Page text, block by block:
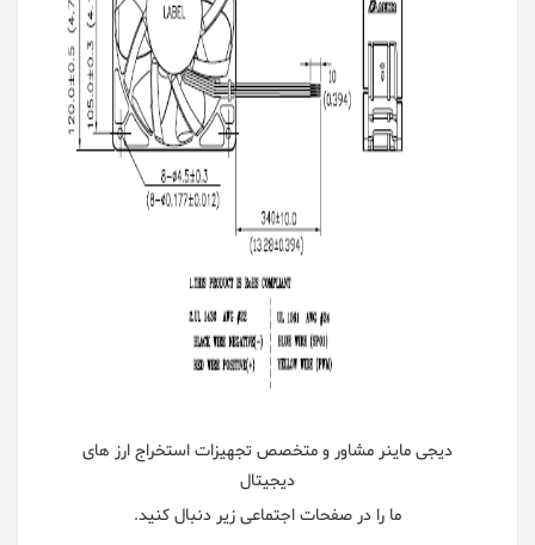
دیجی ماینر مشاور و متخصص تجهیزات استخراج ارز های
دیجیتال
ما را در صفحات اجتماعی زیر دنبال کنید.